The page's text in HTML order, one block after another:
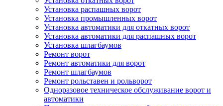
Установка распашных ворот
Установка промышленных ворот
Установка автоматики для откатных ворот
Установка автоматики для распашных ворот
Установка шлагбаумов
Ремонт ворот
Ремонт автоматики для ворот
Ремонт шлагбаумов
Ремонт рольставен и рольворот
Одноразовое техническое обслуживание ворот и
автоматики